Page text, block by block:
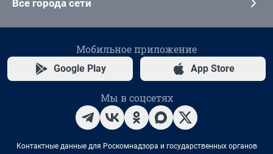
Все города сети
Мобильное приложение
Google Play App Store
Мы в соцсетях
Контактные данные для Роскомнадзора и государственных органов